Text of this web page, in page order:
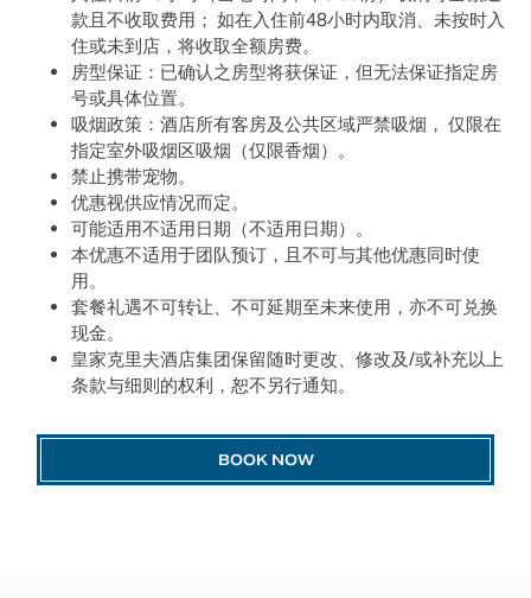
款且不收取费用； 如在入住前48小时内取消、未按时入
住或未到店，将收取全额房费。
房型保证：已确认之房型将获保证，但无法保证指定房
号或具体位置。
吸烟政策：酒店所有客房及公共区域严禁吸烟， 仅限在
指定室外吸烟区吸烟（仅限香烟）。
禁止携带宠物。
优惠视供应情况而定。
可能适用不适用日期（不适用日期）。
本优惠不适用于团队预订，且不可与其他优惠同时使
用。
套餐礼遇不可转让、不可延期至未来使用，亦不可兑换
现金。
皇家克里夫酒店集团保留随时更改、修改及/或补充以上
条款与细则的权利，恕不另行通知。
BOOK NOW